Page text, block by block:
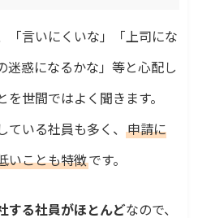
「言いにくいな」「上司にな
迷惑になるかな」等と心配し
世間ではよく聞きます。
ている社員も多く、申請に
いことも特徴です。
する社員がほとんどなので、